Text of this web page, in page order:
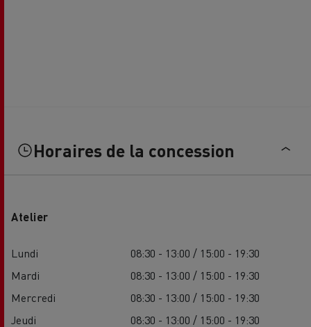
Horaires de la concession
Atelier
Lundi
08:30 - 13:00 / 15:00 - 19:30
Mardi
08:30 - 13:00 / 15:00 - 19:30
Mercredi
08:30 - 13:00 / 15:00 - 19:30
Jeudi
08:30 - 13:00 / 15:00 - 19:30